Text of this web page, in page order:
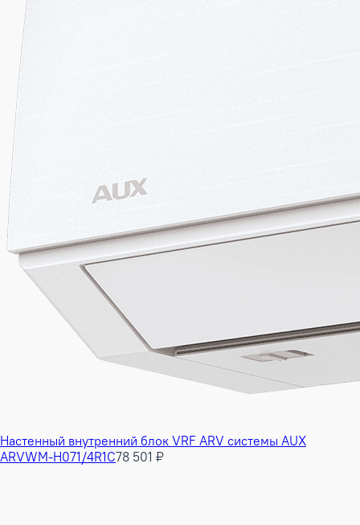
Настенный внутренний блок VRF ARV системы AUX
ARVWM-H071/4R1C78 501 ₽